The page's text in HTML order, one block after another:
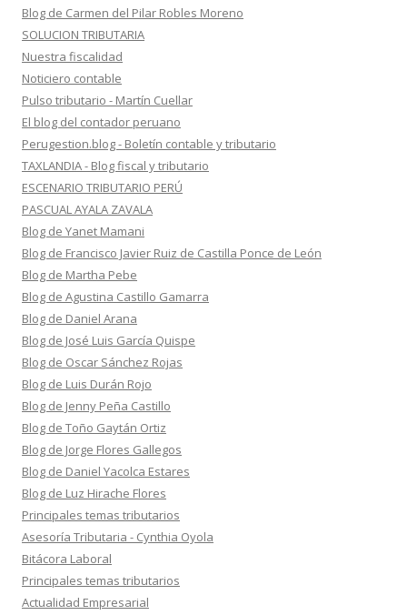
Blog de Carmen del Pilar Robles Moreno
SOLUCION TRIBUTARIA
Nuestra fiscalidad
Noticiero contable
Pulso tributario - Martín Cuellar
El blog del contador peruano
Perugestion.blog - Boletín contable y tributario
TAXLANDIA - Blog fiscal y tributario
ESCENARIO TRIBUTARIO PERÚ
PASCUAL AYALA ZAVALA
Blog de Yanet Mamani
Blog de Francisco Javier Ruiz de Castilla Ponce de León
Blog de Martha Pebe
Blog de Agustina Castillo Gamarra
Blog de Daniel Arana
Blog de José Luis García Quispe
Blog de Oscar Sánchez Rojas
Blog de Luis Durán Rojo
Blog de Jenny Peña Castillo
Blog de Toño Gaytán Ortiz
Blog de Jorge Flores Gallegos
Blog de Daniel Yacolca Estares
Blog de Luz Hirache Flores
Principales temas tributarios
Asesoría Tributaria - Cynthia Oyola
Bitácora Laboral
Principales temas tributarios
Actualidad Empresarial